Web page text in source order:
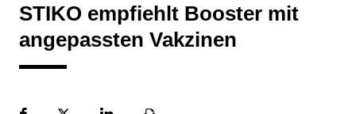
STIKO empfiehlt Booster mit
angepassten Vakzinen